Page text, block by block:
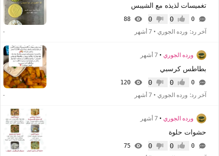
تغميسات لذيذه مع الشيبس
0 إعجاب0 عدم إعجاب
0
88
آخر رد: ورده الجوري • 7 أشهر -
ورده الجوري • 7 أشهر
بطاطس كرسبي
0 إعجاب0 عدم إعجاب
0
120
آخر رد: ورده الجوري • 7 أشهر -
ورده الجوري • 7 أشهر
حشوات حلوة
0 إعجاب0 عدم إعجاب
0
75